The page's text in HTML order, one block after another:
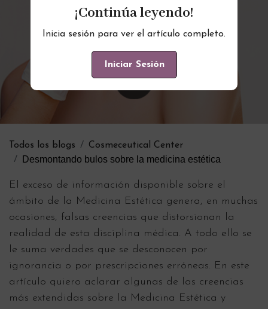
Todos los blogs Cosmeceutical Center
Desmontando bulos sobre la medicina estética
El exceso de información disponible sobre el
ámbito de la Medicina Estética genera, en muchas
ocasiones, falsas creencias que distorsionan la
realidad de esta disciplina médica. A todo ello se
le suma verdades que se desconocen por
ignorancia o por prescripciones erróneas. En este
artículo quiero aclarar algunas de las creencias
más extendidas sobre la Medicina Estética y
¡Continúa leyendo!
Inicia sesión para ver el artículo completo.
Iniciar Sesión